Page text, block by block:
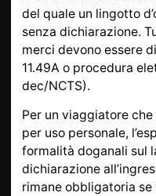
del quale un lingotto
senza dichiarazione.
merci devono essere
11.49A o procedura
dec/NCTS).
Per un viaggiatore
per uso personale,
formalità doganali sul
dichiarazione
rimane obbligatoria